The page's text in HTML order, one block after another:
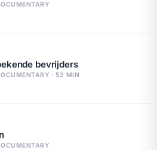
bevrijders
· 52 MIN